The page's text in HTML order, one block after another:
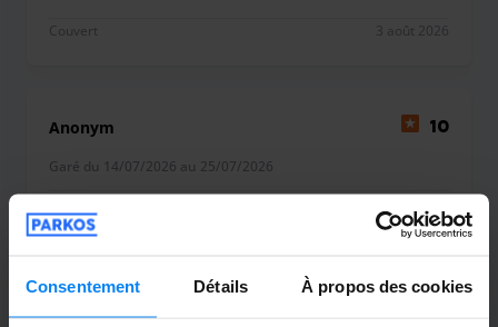
Consentement Détails À propos des cookies
Couvert 3 août 2026
Anonym 10
Garé du 14/07/2026 au 25/07/2026
Hat alles sehr gut geklappt, gerne wieder.